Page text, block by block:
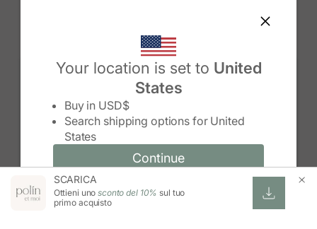
Your location is set to United
States
Buy in USD$
Search shipping options for United
States
Continue
Change country/region and language
Change country/region
Continue
TONGA (TOP T$)
TRINIDAD E TOBAGO (TTD $)
TUNISIA (USD $)
TURCHIA (TRY ₺)
TURKMENISTAN (USD $)
UNGHERIA (EUR €)
UZBEKISTAN (UZS SO'M)
VANUATU (VUV VT)
VIETNAM (VND ₫)
WALLIS E FUTUNA (XPF FR)
SCARICA
Ottieni unosconto del 10% sul tuo
primo acquisto